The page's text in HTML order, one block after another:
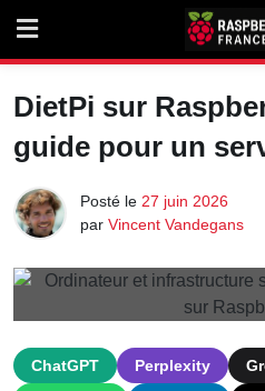
content
DietPi sur
guide pour un
Posté le 27 juin 2026
par Vincent Vandegans
ChatGPT Perplexity